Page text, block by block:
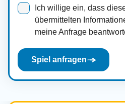
Ich willige ein, dass
übermittelten
meine Anfrage
Spiel anfragen